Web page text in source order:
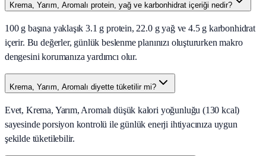
Krema, Yarım, Aromalı protein, yağ ve karbonhidrat içeriği nedir?
100 g başına yaklaşık 3.1 g protein, 22.0 g yağ ve 4.5 g karbonhidrat
içerir. Bu değerler, günlük beslenme planınızı oluştururken makro
dengesini korumanıza yardımcı olur.
Krema, Yarım, Aromalı diyette tüketilir mi?
Evet, Krema, Yarım, Aromalı düşük kalori yoğunluğu (130 kcal)
sayesinde porsiyon kontrolü ile günlük enerji ihtiyacınıza uygun
şekilde tüketilebilir.